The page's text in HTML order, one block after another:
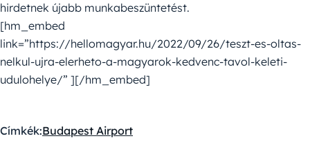
hirdetnek újabb munkabeszüntetést.
[hm_embed
link=”https://hellomagyar.hu/2022/09/26/teszt-es-oltas-
nelkul-ujra-elerheto-a-magyarok-kedvenc-tavol-keleti-
udulohelye/” ][/hm_embed]
Címkék:Budapest Airport